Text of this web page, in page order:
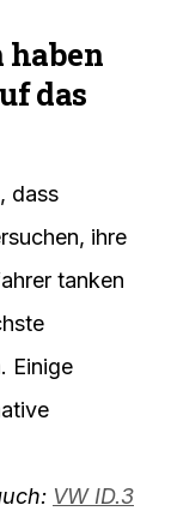
das
dass
ihre
tanken
Einige
VW ID.3